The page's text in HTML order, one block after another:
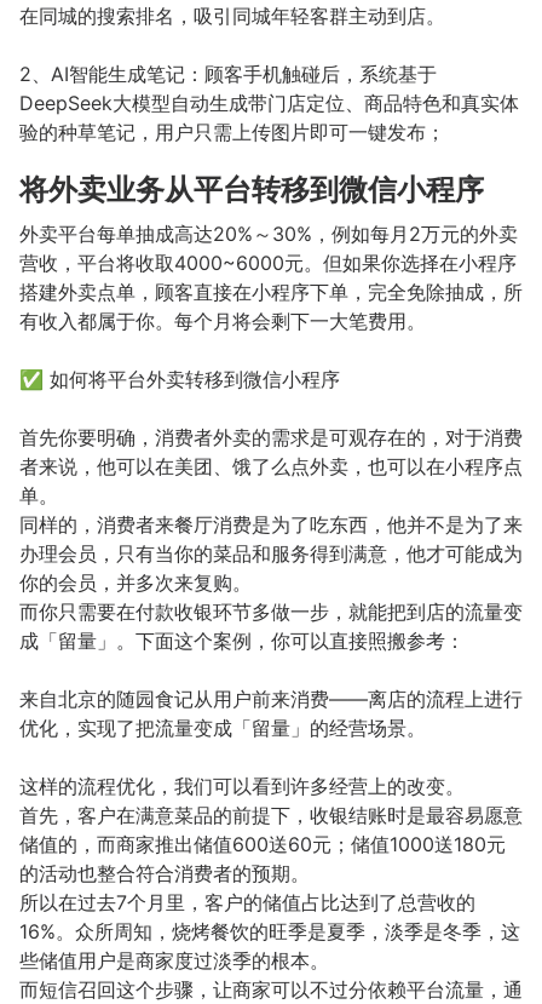
在同城的搜索排名，吸引同城年轻客群主动到店。
2、AI智能生成笔记：顾客手机触碰后，系统基于
DeepSeek大模型自动生成带门店定位、商品特色和真实体
验的种草笔记，用户只需上传图片即可一键发布；
将外卖业务从平台转移到微信小程序
外卖平台每单抽成高达20%～30%，例如每月2万元的外卖
营收，平台将收取4000~6000元。但如果你选择在小程序
搭建外卖点单，顾客直接在小程序下单，完全免除抽成，所
有收入都属于你。每个月将会剩下一大笔费用。
✅ 如何将平台外卖转移到微信小程序
首先你要明确，消费者外卖的需求是可观存在的，对于消费
者来说，他可以在美团、饿了么点外卖，也可以在小程序点
单。
同样的，消费者来餐厅消费是为了吃东西，他并不是为了来
办理会员，只有当你的菜品和服务得到满意，他才可能成为
你的会员，并多次来复购。
而你只需要在付款收银环节多做一步，就能把到店的流量变
成「留量」。下面这个案例，你可以直接照搬参考：
来自北京的随园食记从用户前来消费——离店的流程上进行
优化，实现了把流量变成「留量」的经营场景。
这样的流程优化，我们可以看到许多经营上的改变。
首先，客户在满意菜品的前提下，收银结账时是最容易愿意
储值的，而商家推出储值600送60元；储值1000送180元
的活动也整合符合消费者的预期。
所以在过去7个月里，客户的储值占比达到了总营收的
16%。众所周知，烧烤餐饮的旺季是夏季，淡季是冬季，这
些储值用户是商家度过淡季的根本。
而短信召回这个步骤，让商家可以不过分依赖平台流量，通